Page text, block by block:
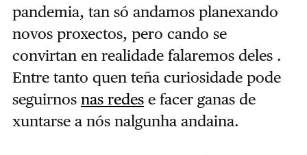
pandemia, tan só andamos planexando
novos proxectos, pero cando se
convirtan en realidade falaremos deles .
Entre tanto quen teña curiosidade pode
seguirnos nas redese facer ganas de
xuntarse a nós nalgunha andaina.